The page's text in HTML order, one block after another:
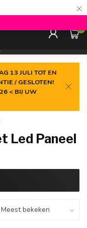
×
0
13 JULI TOT EN
/ GESLOTEN!
< BIJ UW
Led Paneel